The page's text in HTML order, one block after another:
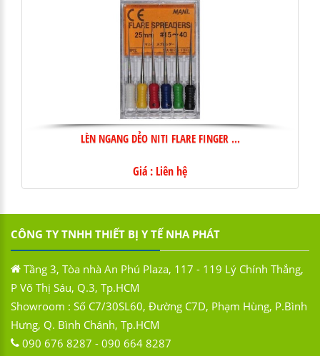
LÈN NGANG DẺO NITI FLARE FINGER ...
Giá : Liên hệ
CÔNG TY TNHH THIẾT BỊ Y TẾ NHA PHÁT
Tầng 3, Tòa nhà An Phú Plaza, 117 - 119 Lý Chính Thắng,
P Võ Thị Sáu, Q.3, Tp.HCM
Showroom : Số C7/30SL60, Đường C7D, Phạm Hùng, P.Bình
Hưng, Q. Bình Chánh, Tp.HCM
090 676 8287 - 090 664 8287